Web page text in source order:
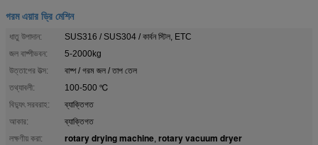
গরম এয়ার ড্রি মেশিন
ধাতু উপাদান:
SUS316 / SUS304 / কার্বন স্টিল, ETC
জল বাষ্পীভবন:
5-2000kg
উত্তাপের উত্স:
বাষ্প / গরম জল / তাপ তেল
তথ্যাবলী:
100-500 ℃
বিদ্যুৎ সরবরাহ:
ব্যাক্তিগত
আকার:
ব্যাক্তিগত
লক্ষণীয় করা:
rotary drying machine, rotary vacuum dryer